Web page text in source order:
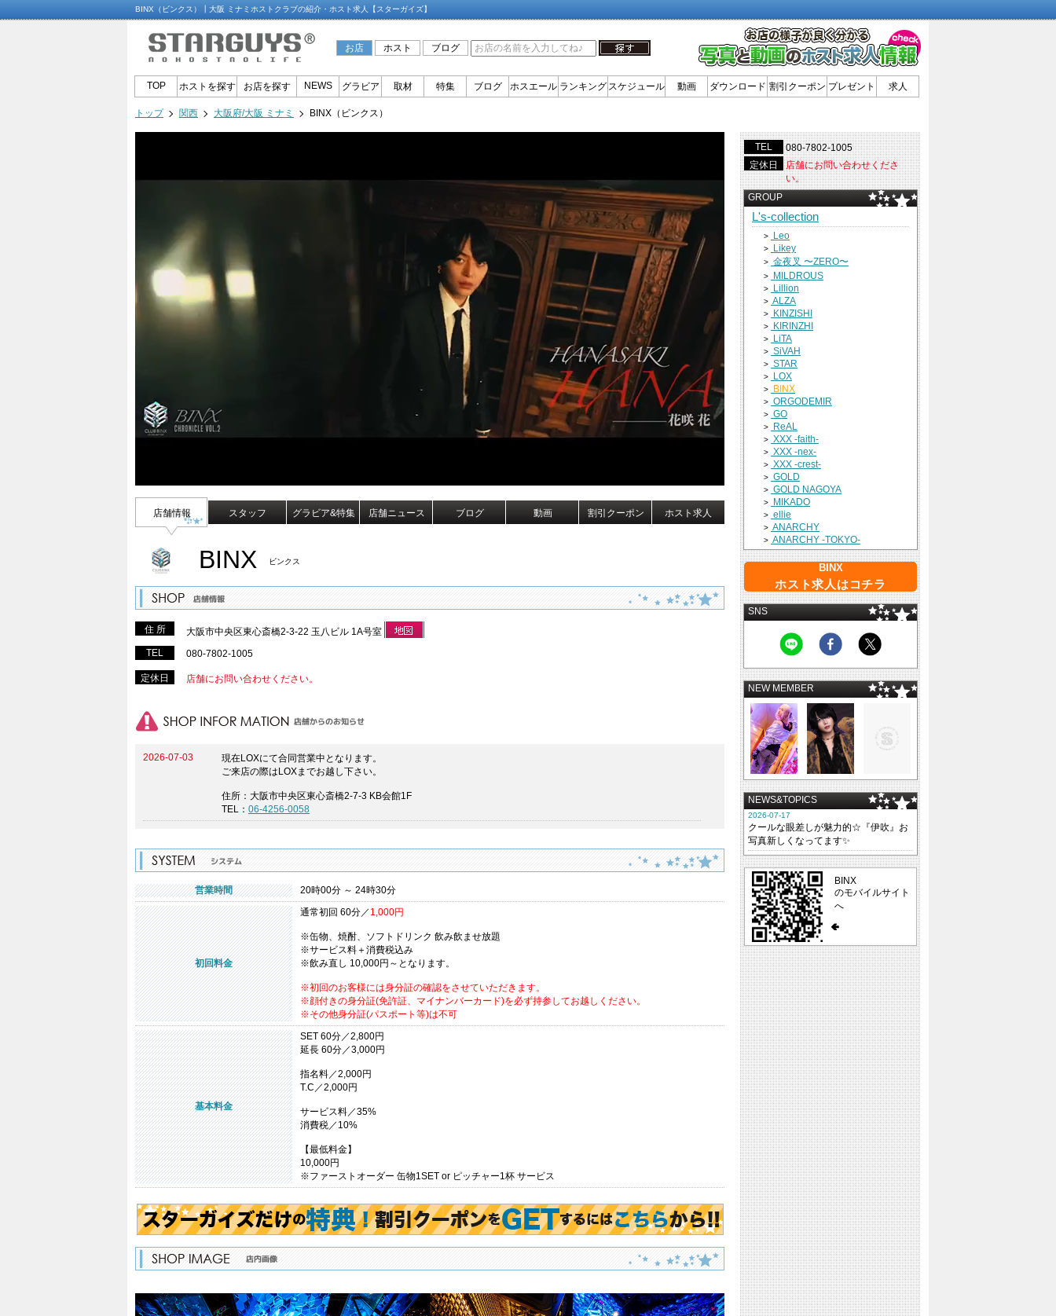
BINX（ビンクス）┃大阪 ミナミホストクラブの紹介・ホスト求人【スターガイズ】
お店 ホスト ブログ
TOP ホストを探す お店を探す NEWS グラビア 取材 特集 ブログ ホスエール ランキング スケジュール 動画 ダウンロード 割引クーポン プレゼント 求人
トップ 関西 大阪府/大阪 ミナミ BINX（ビンクス）
店舗情報 スタッフ グラビア&特集 店舗ニュース ブログ 動画 割引クーポン ホスト求人
BINX ビンクス
住 所
大阪市中央区東心斎橋2-3-22 玉八ビル 1A号室
TEL
080-7802-1005
定休日 店舗にお問い合わせください。
2026-07-03
現在LOXにて合同営業中となります。
ご来店の際はLOXまでお越し下さい。
住所：大阪市中央区東心斎橋2-7-3 KB会館1F
TEL： 06-4256-0058
営業時間 20時00分 ～ 24時30分
初回料金
通常初回 60分／ 1,000円
※缶物、焼酎、ソフトドリンク 飲み飲ませ放題
※サービス料＋消費税込み
※飲み直し 10,000円～となります。
※初回のお客様には身分証の確認をさせていただきます。
※顔付きの身分証(免許証、マイナンバーカード)を必ず持参してお越しください。
※その他身分証(パスポート等)は不可
基本料金
SET 60分／2,800円
延長 60分／3,000円
指名料／2,000円
T.C／2,000円
サービス料／35%
消費税／10%
【最低料金】
10,000円
※ファーストオーダー 缶物1SET or ピッチャー1杯 サービス
TEL
080-7802-1005
定休日
店舗にお問い合わせくださ
い。
GROUP
L's-collection
> Leo
> Likey
> 金夜叉 〜ZERO〜
> MILDROUS
> Lillion
> ALZA
> KINZISHI
> KIRINZHI
> LiTA
> SiVAH
> STAR
> LOX
> BINX
> ORGODEMIR
> GO
> ReAL
> XXX -faith-
> XXX -nex-
> XXX -crest-
> GOLD
> GOLD NAGOYA
> MIKADO
> ellie
> ANARCHY
> ANARCHY -TOKYO-
BINX
ホスト求人はコチラ
SNS
NEW MEMBER
NEWS&TOPICS
2026-07-17
クールな眼差しが魅力的☆『伊吹』お
写真新しくなってます✨
BINX
のモバイルサイト
へ